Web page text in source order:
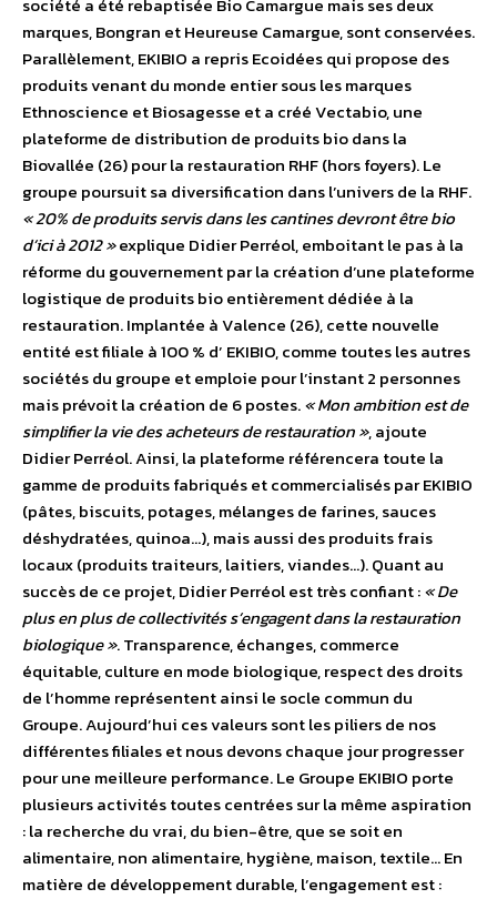
société a été rebaptisée Bio Camargue mais ses deux
marques, Bongran et Heureuse Camargue, sont conservées.
Parallèlement, EKIBIO a repris Ecoidées qui propose des
produits venant du monde entier sous les marques
Ethnoscience et Biosagesse et a créé Vectabio, une
plateforme de distribution de produits bio dans la
Biovallée (26) pour la restauration RHF (hors foyers). Le
groupe poursuit sa diversification dans l’univers de la RHF.
« 20% de produits servis dans les cantines devront être bio
d’ici à 2012 »explique Didier Perréol, emboitant le pas à la
réforme du gouvernement par la création d’une plateforme
logistique de produits bio entièrement dédiée à la
restauration. Implantée à Valence (26), cette nouvelle
entité est filiale à 100 % d’ EKIBIO, comme toutes les autres
sociétés du groupe et emploie pour l’instant 2 personnes
mais prévoit la création de 6 postes.« Mon ambition est de
simplifier la vie des acheteurs de restauration », ajoute
Didier Perréol. Ainsi, la plateforme référencera toute la
gamme de produits fabriqués et commercialisés par EKIBIO
(pâtes, biscuits, potages, mélanges de farines, sauces
déshydratées, quinoa…), mais aussi des produits frais
locaux (produits traiteurs, laitiers, viandes…). Quant au
succès de ce projet, Didier Perréol est très confiant :« De
plus en plus de collectivités s’engagent dans la restauration
biologique ». Transparence, échanges, commerce
équitable, culture en mode biologique, respect des droits
de l’homme représentent ainsi le socle commun du
Groupe. Aujourd’hui ces valeurs sont les piliers de nos
différentes filiales et nous devons chaque jour progresser
pour une meilleure performance. Le Groupe EKIBIO porte
plusieurs activités toutes centrées sur la même aspiration
: la recherche du vrai, du bien-être, que se soit en
alimentaire, non alimentaire, hygiène, maison, textile… En
matière de développement durable, l’engagement est :